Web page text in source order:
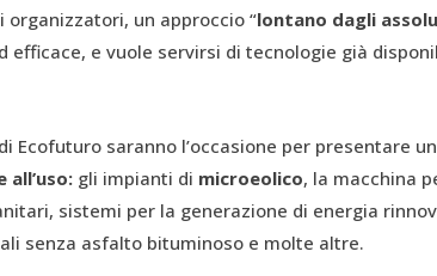
organizzatori, un approccio “lontano dagli
efficace, e vuole servirsi di tecnologie già
Ecofuturo saranno l’occasione per presentare
gli impianti di microeolico, la macchina
sistemi per la generazione di energia
senza asfalto bituminoso e molte altre.